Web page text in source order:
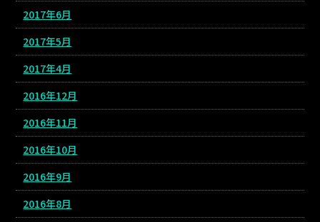
2017年6月
2017年5月
2017年4月
2016年12月
2016年11月
2016年10月
2016年9月
2016年8月